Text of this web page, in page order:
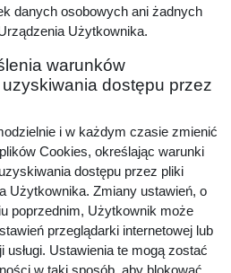
danych osobowych ani żadnych
Użytkownika.
warunków
dostępu przez
i w każdym czasie zmienić
Cookies, określając warunki
dostępu przez pliki
Użytkownika. Zmiany ustawień, o
poprzednim, Użytkownik może
przeglądarki internetowej lub
usługi. Ustawienia te mogą zostać
w taki sposób, aby blokować